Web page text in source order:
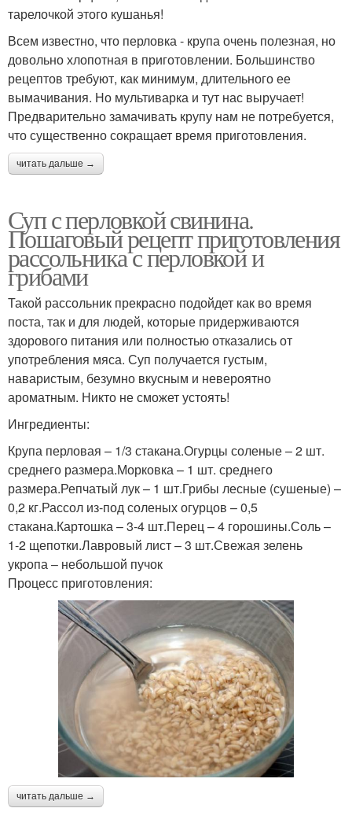
тарелочкой этого кушанья!
Всем известно, что перловка - крупа очень полезная, но
довольно хлопотная в приготовлении. Большинство
рецептов требуют, как минимум, длительного ее
вымачивания. Но мультиварка и тут нас выручает!
Предварительно замачивать крупу нам не потребуется,
что существенно сокращает время приготовления.
читать дальше →
Суп с перловкой свинина.
Пошаговый рецепт приготовления
рассольника с перловкой и
грибами
Такой рассольник прекрасно подойдет как во время
поста, так и для людей, которые придерживаются
здорового питания или полностью отказались от
употребления мяса. Суп получается густым,
наваристым, безумно вкусным и невероятно
ароматным. Никто не сможет устоять!
Ингредиенты:
Крупа перловая – 1/3 стакана.Огурцы соленые – 2 шт.
среднего размера.Морковка – 1 шт. среднего
размера.Репчатый лук – 1 шт.Грибы лесные (сушеные) –
0,2 кг.Рассол из-под соленых огурцов – 0,5
стакана.Картошка – 3-4 шт.Перец – 4 горошины.Соль –
1-2 щепотки.Лавровый лист – 3 шт.Свежая зелень
укропа – небольшой пучок
Процесс приготовления:
читать дальше →